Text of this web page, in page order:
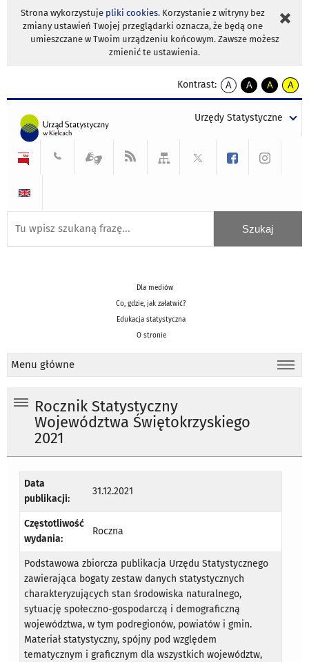
Strona wykorzystuje pliki cookies. Korzystanie z witryny bez
zmiany ustawień Twojej przeglądarki oznacza, że będą one
umieszczane w Twoim urządzeniu końcowym. Zawsze możesz
zmienić te ustawienia.
Kontrast:
A
kontrast
A
kontrast
tekst
czarnym
A
kontrast
tekst
czarnym
A
tekst
żółtym
Urzędy Statystyczne
Dla mediów
Co, gdzie, jak załatwić?
Edukacja statystyczna
O stronie
Menu główne
Rocznik Statystyczny
Województwa Świętokrzyskiego
2021
Data
publikacji:
31.12.2021
Częstotliwość
wydania:
Roczna
Podstawowa zbiorcza publikacja Urzędu Statystycznego
zawierająca bogaty zestaw danych statystycznych
charakteryzujących stan środowiska naturalnego,
sytuację społeczno-gospodarczą i demograficzną
województwa, w tym podregionów, powiatów i gmin.
Materiał statystyczny, spójny pod względem
tematycznym i graficznym dla wszystkich województw,